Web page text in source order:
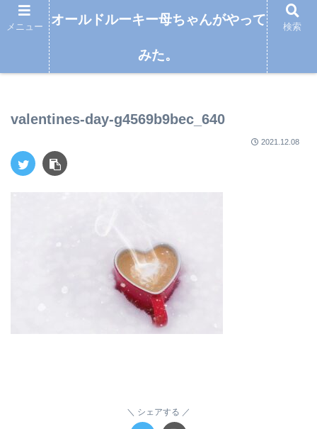
オールドルーキー母ちゃんがやってみた。
valentines-day-g4569b9bec_640
2021.12.08
シェアする
メニュー オールドルーキー母ちゃんがやって
みた。
検索